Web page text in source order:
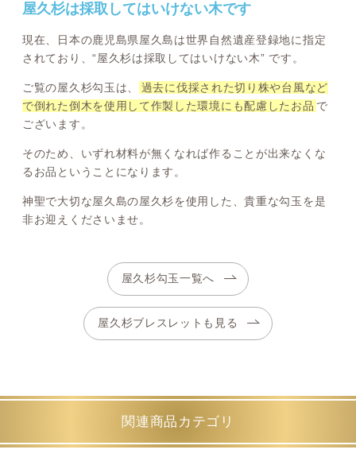
屋久杉は採取してはいけない木です
現在、日本の鹿児島県屋久島は世界自然遺産登録地に指定
されており、“屋久杉は採取してはいけない木” です。
ご覧の屋久杉勾玉は、
過去に伐採された切り株や台風など
で倒れた倒木を使用して作製した環境にも配慮したお品 で
ございます。
そのため、いずれ材料が無くなれば作ることが出来なくな
るお品ということになります。
神聖で大切な屋久島の屋久杉を使用した、貴重な勾玉を是
非お迎えくださいませ。
屋久杉勾玉一覧へ
屋久杉ブレスレットも見る
関連商品カテゴリ